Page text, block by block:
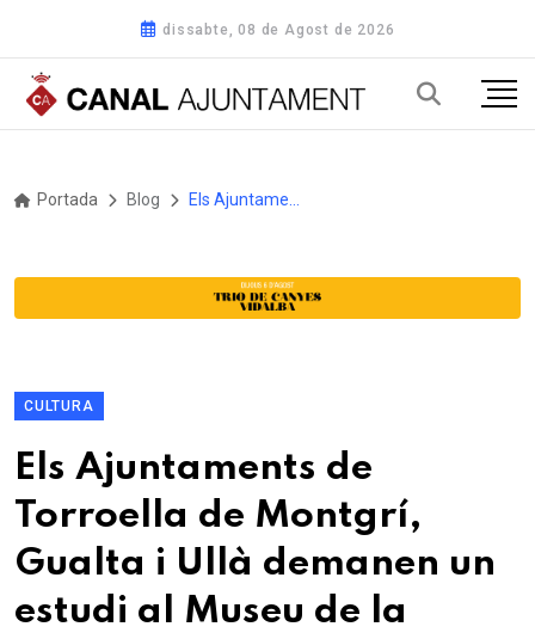
dissabte, 08 de Agost de 2026
Portada Blog
CULTURA
Els Ajuntaments de
Torroella de Montgrí,
Gualta i Ullà demanen un
estudi al Museu de la